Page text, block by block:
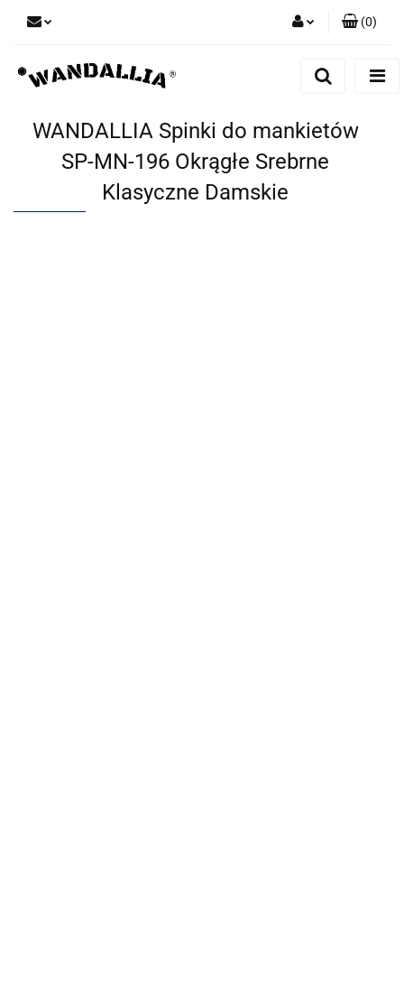
Dodaj zgłoszenie
(0)
WANDALLIA Spinki do mankietów
SP-MN-196 Okrągłe Srebrne
Klasyczne Damskie